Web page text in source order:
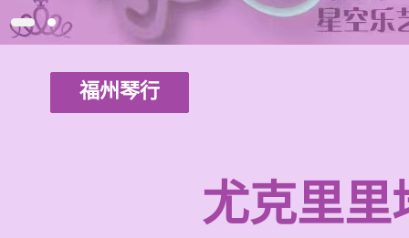
福州琴行
尤克里里